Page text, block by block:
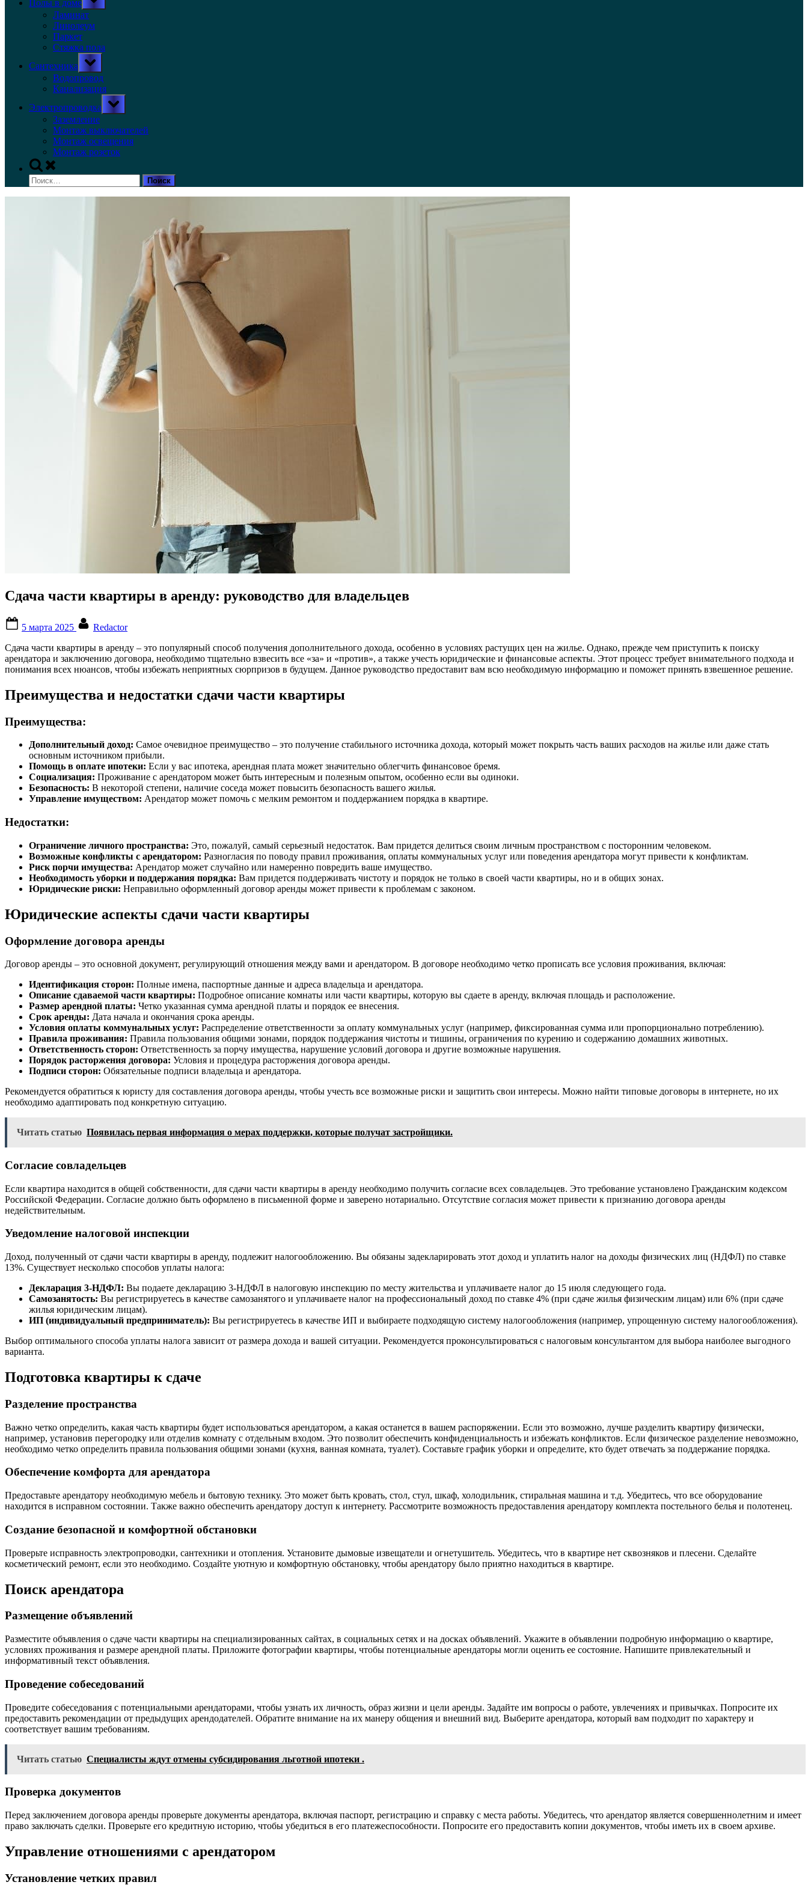
Полы в доме
sub-
menu
Ламинат
Линолеум
Паркет
Стяжка пола
Сантехника
Toggle
sub-
menu
Водопровод
Канализация
Электропроводка
Toggle
sub-
Заземление
Монтаж выключателей
Монтаж освещения
Монтаж розеток
Toggle
search
form
Найти:
Сдача части квартиры в аренду: руководство для владельцев
on
5 марта 2025
Redactor
Сдача части квартиры в аренду – это популярный способ получения дополнительного дохода, особенно в условиях растущих цен на жилье. Однако, прежде чем приступить к поиску
арендатора и заключению договора, необходимо тщательно взвесить все «за» и «против», а также учесть юридические и финансовые аспекты. Этот процесс требует внимательного подхода и
понимания всех нюансов, чтобы избежать неприятных сюрпризов в будущем. Данное руководство предоставит вам всю необходимую информацию и поможет принять взвешенное решение.
Преимущества и недостатки сдачи части квартиры
Преимущества:
Дополнительный доход: Самое очевидное преимущество – это получение стабильного источника дохода, который может покрыть часть ваших расходов на жилье или даже стать
основным источником прибыли.
Помощь в оплате ипотеки: Если у вас ипотека, арендная плата может значительно облегчить финансовое бремя.
Социализация: Проживание с арендатором может быть интересным и полезным опытом, особенно если вы одиноки.
Безопасность: В некоторой степени, наличие соседа может повысить безопасность вашего жилья.
Управление имуществом: Арендатор может помочь с мелким ремонтом и поддержанием порядка в квартире.
Недостатки:
Ограничение личного пространства: Это, пожалуй, самый серьезный недостаток. Вам придется делиться своим личным пространством с посторонним человеком.
Возможные конфликты с арендатором: Разногласия по поводу правил проживания, оплаты коммунальных услуг или поведения арендатора могут привести к конфликтам.
Риск порчи имущества: Арендатор может случайно или намеренно повредить ваше имущество.
Необходимость уборки и поддержания порядка: Вам придется поддерживать чистоту и порядок не только в своей части квартиры, но и в общих зонах.
Юридические риски: Неправильно оформленный договор аренды может привести к проблемам с законом.
Юридические аспекты сдачи части квартиры
Оформление договора аренды
Договор аренды – это основной документ, регулирующий отношения между вами и арендатором. В договоре необходимо четко прописать все условия проживания, включая:
Идентификация сторон: Полные имена, паспортные данные и адреса владельца и арендатора.
Описание сдаваемой части квартиры: Подробное описание комнаты или части квартиры, которую вы сдаете в аренду, включая площадь и расположение.
Размер арендной платы: Четко указанная сумма арендной платы и порядок ее внесения.
Срок аренды: Дата начала и окончания срока аренды.
Условия оплаты коммунальных услуг: Распределение ответственности за оплату коммунальных услуг (например, фиксированная сумма или пропорционально потреблению).
Правила проживания: Правила пользования общими зонами, порядок поддержания чистоты и тишины, ограничения по курению и содержанию домашних животных.
Ответственность сторон: Ответственность за порчу имущества, нарушение условий договора и другие возможные нарушения.
Порядок расторжения договора: Условия и процедура расторжения договора аренды.
Подписи сторон: Обязательные подписи владельца и арендатора.
Рекомендуется обратиться к юристу для составления договора аренды, чтобы учесть все возможные риски и защитить свои интересы. Можно найти типовые договоры в интернете, но их
необходимо адаптировать под конкретную ситуацию.
Читать статью Появилась первая информация о мерах поддержки, которые получат застройщики.
Согласие совладельцев
Если квартира находится в общей собственности, для сдачи части квартиры в аренду необходимо получить согласие всех совладельцев. Это требование установлено Гражданским кодексом
Российской Федерации. Согласие должно быть оформлено в письменной форме и заверено нотариально. Отсутствие согласия может привести к признанию договора аренды
недействительным.
Уведомление налоговой инспекции
Доход, полученный от сдачи части квартиры в аренду, подлежит налогообложению. Вы обязаны задекларировать этот доход и уплатить налог на доходы физических лиц (НДФЛ) по ставке
13%. Существует несколько способов уплаты налога:
Декларация 3-НДФЛ: Вы подаете декларацию 3-НДФЛ в налоговую инспекцию по месту жительства и уплачиваете налог до 15 июля следующего года.
Самозанятость: Вы регистрируетесь в качестве самозанятого и уплачиваете налог на профессиональный доход по ставке 4% (при сдаче жилья физическим лицам) или 6% (при сдаче
жилья юридическим лицам).
ИП (индивидуальный предприниматель): Вы регистрируетесь в качестве ИП и выбираете подходящую систему налогообложения (например, упрощенную систему налогообложения).
Выбор оптимального способа уплаты налога зависит от размера дохода и вашей ситуации. Рекомендуется проконсультироваться с налоговым консультантом для выбора наиболее выгодного
варианта.
Подготовка квартиры к сдаче
Разделение пространства
Важно четко определить, какая часть квартиры будет использоваться арендатором, а какая останется в вашем распоряжении. Если это возможно, лучше разделить квартиру физически,
например, установив перегородку или отделив комнату с отдельным входом. Это позволит обеспечить конфиденциальность и избежать конфликтов. Если физическое разделение невозможно,
необходимо четко определить правила пользования общими зонами (кухня, ванная комната, туалет). Составьте график уборки и определите, кто будет отвечать за поддержание порядка.
Обеспечение комфорта для арендатора
Предоставьте арендатору необходимую мебель и бытовую технику. Это может быть кровать, стол, стул, шкаф, холодильник, стиральная машина и т.д. Убедитесь, что все оборудование
находится в исправном состоянии. Также важно обеспечить арендатору доступ к интернету. Рассмотрите возможность предоставления арендатору комплекта постельного белья и полотенец.
Создание безопасной и комфортной обстановки
Проверьте исправность электропроводки, сантехники и отопления. Установите дымовые извещатели и огнетушитель. Убедитесь, что в квартире нет сквозняков и плесени. Сделайте
косметический ремонт, если это необходимо. Создайте уютную и комфортную обстановку, чтобы арендатору было приятно находиться в квартире.
Поиск арендатора
Размещение объявлений
Разместите объявления о сдаче части квартиры на специализированных сайтах, в социальных сетях и на досках объявлений. Укажите в объявлении подробную информацию о квартире,
условиях проживания и размере арендной платы. Приложите фотографии квартиры, чтобы потенциальные арендаторы могли оценить ее состояние. Напишите привлекательный и
информативный текст объявления.
Проведение собеседований
Проведите собеседования с потенциальными арендаторами, чтобы узнать их личность, образ жизни и цели аренды. Задайте им вопросы о работе, увлечениях и привычках. Попросите их
предоставить рекомендации от предыдущих арендодателей. Обратите внимание на их манеру общения и внешний вид. Выберите арендатора, который вам подходит по характеру и
соответствует вашим требованиям.
Читать статью Специалисты ждут отмены субсидирования льготной ипотеки .
Проверка документов
Перед заключением договора аренды проверьте документы арендатора, включая паспорт, регистрацию и справку с места работы. Убедитесь, что арендатор является совершеннолетним и имеет
право заключать сделки. Проверьте его кредитную историю, чтобы убедиться в его платежеспособности. Попросите его предоставить копии документов, чтобы иметь их в своем архиве.
Управление отношениями с арендатором
Установление четких правил